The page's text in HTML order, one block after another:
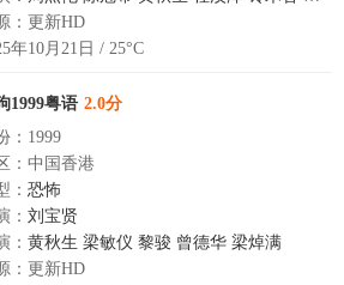
：更新HD
年10月21日 / 25°C
1999粤语 2.0分
：1999
：中国香港
： 恐怖
： 刘宝贤
： 黄秋生 梁敏仪 黎骏 曾德华 梁焯满
：更新HD